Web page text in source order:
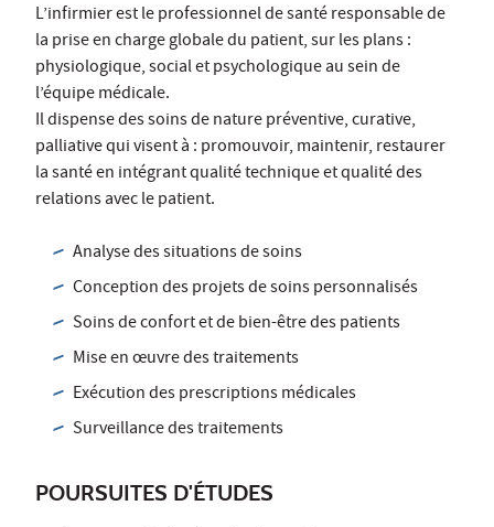
L’infirmier est le professionnel de santé responsable de
la prise en charge globale du patient, sur les plans :
physiologique, social et psychologique au sein de
l’équipe médicale.
Il dispense des soins de nature préventive, curative,
palliative qui visent à : promouvoir, maintenir, restaurer
la santé en intégrant qualité technique et qualité des
relations avec le patient.
Analyse des situations de soins
Conception des projets de soins personnalisés
Soins de confort et de bien-être des patients
Mise en œuvre des traitements
Exécution des prescriptions médicales
Surveillance des traitements
POURSUITES D'ÉTUDES